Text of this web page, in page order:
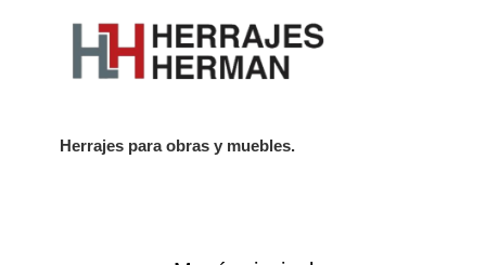
Herrajes para obras y muebles.